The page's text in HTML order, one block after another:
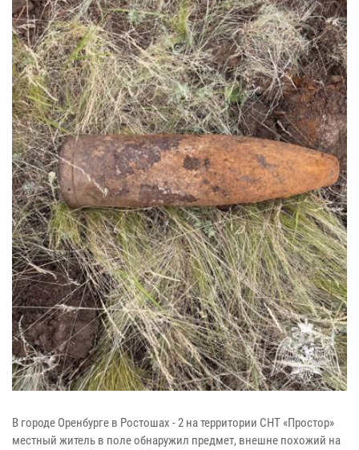
В городе Оренбурге в Ростошах - 2 на территории СНТ «Простор»
местный житель в поле обнаружил предмет, внешне похожий на